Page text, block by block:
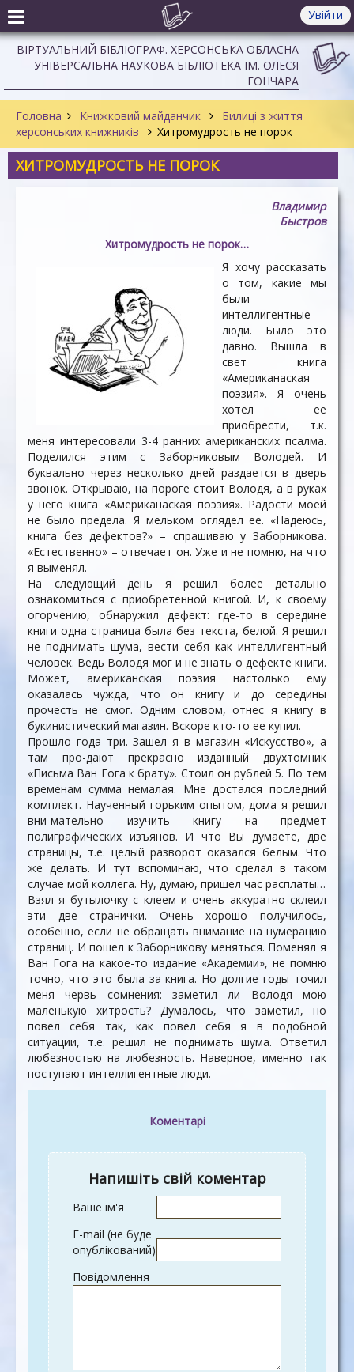
Увійти
ВІРТУАЛЬНИЙ БІБЛІОГРАФ. ХЕРСОНСЬКА ОБЛАСНА
УНІВЕРСАЛЬНА НАУКОВА БІБЛІОТЕКА ІМ. ОЛЕСЯ
ГОНЧАРА
Головна Книжковий майданчик
Билиці з життя
херсонських книжників
Хитромудрость не порок
ХИТРОМУДРОСТЬ НЕ ПОРОК
Владимир
Быстров
Хитромудрость не порок…
Я хочу рассказать
о том, какие мы
были
интеллигентные
люди. Было это
давно. Вышла в
свет книга
«Американаская
поэзия». Я очень
хотел ее
приобрести, т.к.
меня интересовали 3-4 ранних американских псалма.
Поделился этим с Заборниковым Володей. И
буквально через несколько дней раздается в дверь
звонок. Открываю, на пороге стоит Володя, а в руках
у него книга «Американаская поэзия». Радости моей
не было предела. Я мельком оглядел ее. «Надеюсь,
книга без дефектов?» – спрашиваю у Заборникова.
«Естественно» – отвечает он. Уже и не помню, на что
я выменял.
На следующий день я решил более детально
ознакомиться с приобретенной книгой. И, к своему
огорчению, обнаружил дефект: где-то в середине
книги одна страница была без текста, белой. Я решил
не поднимать шума, вести себя как интеллигентный
человек. Ведь Володя мог и не знать о дефекте книги.
Может, американская поэзия настолько ему
оказалась чужда, что он книгу и до середины
прочесть не смог. Одним словом, отнес я книгу в
букинистический магазин. Вскоре кто-то ее купил.
Прошло года три. Зашел я в магазин «Искусство», а
там про-дают прекрасно изданный двухтомник
«Письма Ван Гога к брату». Стоил он рублей 5. По тем
временам сумма немалая. Мне достался последний
комплект. Наученный горьким опытом, дома я решил
вни-мательно изучить книгу на предмет
полиграфических изъянов. И что Вы думаете, две
страницы, т.е. целый разворот оказался белым. Что
же делать. И тут вспоминаю, что сделал в таком
случае мой коллега. Ну, думаю, пришел час расплаты…
Взял я бутылочку с клеем и очень аккуратно склеил
эти две странички. Очень хорошо получилось,
особенно, если не обращать внимание на нумерацию
страниц. И пошел к Заборникову меняться. Поменял я
Ван Гога на какое-то издание «Академии», не помню
точно, что это была за книга. Но долгие годы точил
меня червь сомнения: заметил ли Володя мою
маленькую хитрость? Думалось, что заметил, но
повел себя так, как повел себя я в подобной
ситуации, т.е. решил не поднимать шума. Ответил
любезностью на любезность. Наверное, именно так
поступают интеллигентные люди.
Коментарі
Напишіть свій коментар
Ваше ім'я
E-mail (не буде
опублікований)
Повідомлення